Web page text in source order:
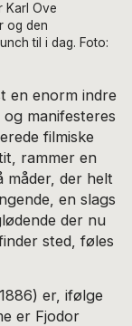
Karl Ove
og den
til i dag. Foto:
en enorm indre
manifesteres
filmiske
rammer en
der helt
en slags
der nu
sted, føles
er, ifølge
er Fjodor